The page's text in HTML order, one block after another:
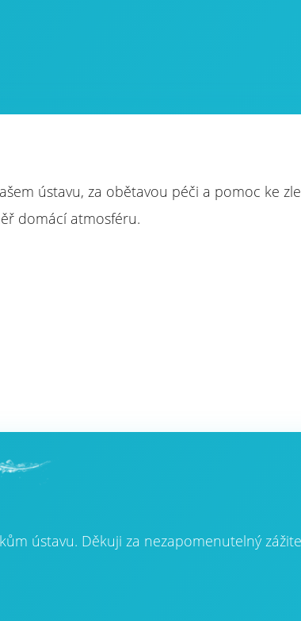
ústavu, za obětavou péči a pomoc ke
domácí atmosféru.
ústavu. Děkuji za nezapomenutelný